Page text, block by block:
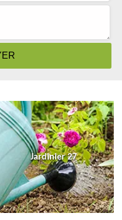
Jardinier 27